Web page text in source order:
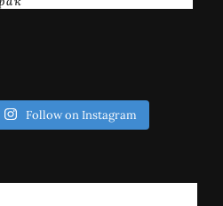
Follow on Instagram